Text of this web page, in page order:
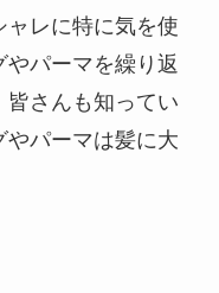
ャレに特に気を使
やパーマを繰り返
皆さんも知ってい
やパーマは髪に大